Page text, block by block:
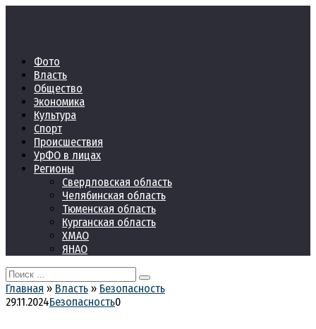
Фото
Власть
Общество
Экономика
Культура
Спорт
Происшествия
УрФО в лицах
Регионы
Свердловская область
Челябинская область
Тюменская область
Курганская область
ХМАО
ЯНАО
Search
for:
Главная » Власть » Безопасность
29.11.2024Безопасность0